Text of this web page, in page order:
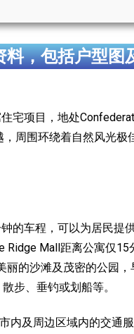
，包括户型图
宅项目，地处
周围环绕着自然风光极
的车程，可以为居民提
Mall距离公寓仅
的沙滩及茂密的公园，
步、垂钓或划船等。
内及周边区域内的交通